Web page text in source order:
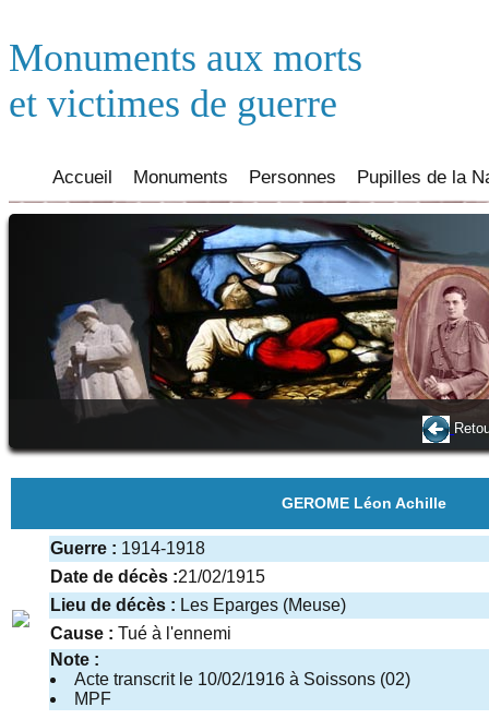
Monuments aux morts
et victimes de guerre
Accueil Monuments Personnes Pupilles de la
GEROME Léon Achille
Guerre : 1914-1918
Date de décès :21/02/1915
Lieu de décès : Les Eparges (Meuse)
Cause : Tué à l'ennemi
Note :
Acte transcrit le 10/02/1916 à Soissons (02)
MPF